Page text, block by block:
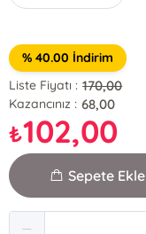
% 40.00 İndirim
Liste Fiyatı : 170,00
Kazancınız : 68,00
₺102,00
Sepete Ekle